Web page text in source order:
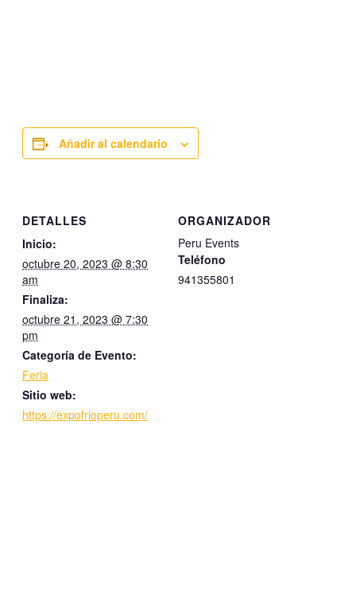
Añadir al calendario
DETALLES
Inicio:
octubre 20, 2023 @ 8:30
am
Finaliza:
octubre 21, 2023 @ 7:30
pm
Categoría de Evento:
Feria
Sitio web:
https://expofrioperu.com/
ORGANIZADOR
Peru Events
Teléfono
941355801